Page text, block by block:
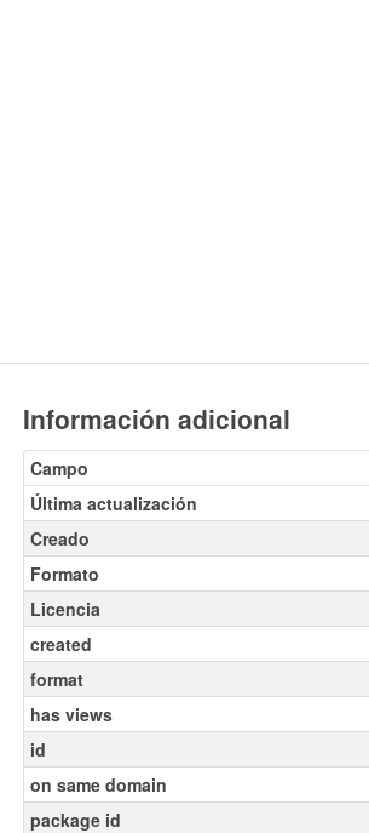
Información adicional
Campo
Última actualización
Creado
Formato
Licencia
created
format
has views
id
on same domain
package id